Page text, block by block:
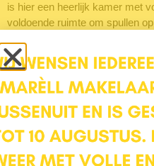
is hier een heerlijk kamer met
voldoende ruimte om spullen
Achterin de tuin is de berging
fietsen en tuingereedschap.
achterkant van het huis is een
prima kunt borrelen. De zij- en